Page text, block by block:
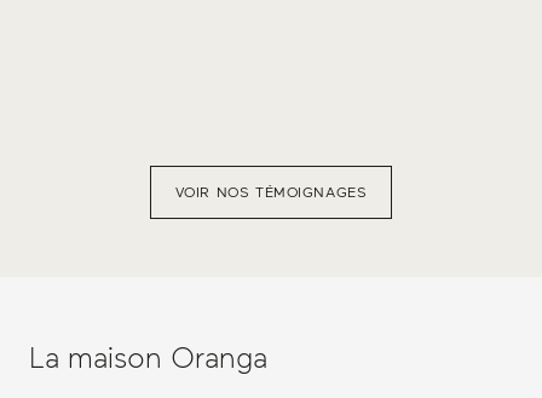
VOIR NOS TÉMOIGNAGES
La maison Oranga